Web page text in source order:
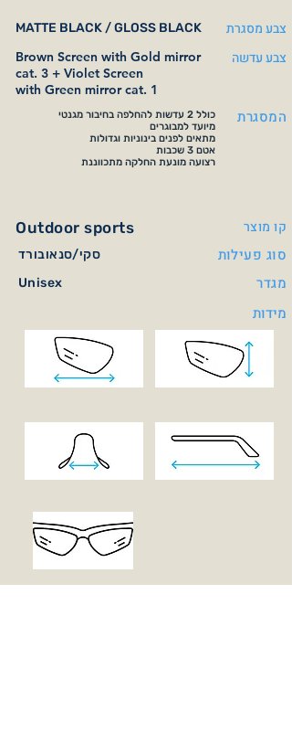
MATTE BLACK / GLOSS BLACK צבע מסגרת
Brown Screen with Gold mirror
cat. 3 + Violet Screen
with Green mirror cat. 1
צבע עדשה
כולל 2 עדשות להחלפה בחיבור מגנטי
מיועד למבוגרים
מתאים לפנים בינוניות וגדולות
אטם 3 שכבות
רצועה מונעת החלקה מתכווננת
המסגרת
Outdoor sports קו מוצר
סקי/סנאובורד סוג פעילות
Unisex
מגדר
מידות